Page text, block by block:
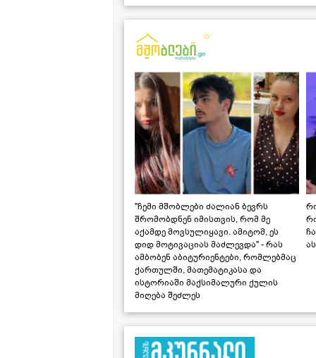
"ჩემი მშობლები ძალიან ბევრს
შრომობდნენ იმისთვის, რომ მე
აქამდე მოვსულიყავი. ამიტომ, ეს
დიდ მოტივაციას მაძლევდა" - რას
ამბობენ აბიტურიენტები, რომლებმაც
ქართულში, მათემატიკასა და
ისტორიაში მაქსიმალური ქულის
მიღება შეძლეს